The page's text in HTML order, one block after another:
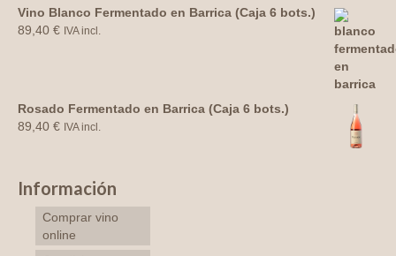
Vino Blanco Fermentado en Barrica (Caja 6 bots.)
89,40 € IVA incl.
Rosado Fermentado en Barrica (Caja 6 bots.)
89,40 € IVA incl.
Información
Comprar vino
online